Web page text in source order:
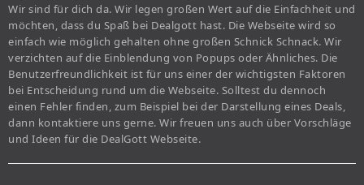
Wir sind für dich da. Wir legen großen Wert auf die Einfachheit und
möchten, dass du Spaß bei Dealgott hast. Die Webseite wird so
einfach wie möglich gehalten ohne großen Schnick Schnack. Wir
verzichten auf die Einblendung von Popups oder Ähnliches. Die
Benutzerfreundlichkeit ist für uns einer der wichtigsten Faktoren
bei Entscheidung rund um die Webseite. Solltest du dennoch
einen Fehler finden, zum Beispiel bei der Darstellung eines Deals,
dann kontaktiere uns gerne. Wir freuen uns auch über Vorschläge
und Ideen für die DealGott Webseite.